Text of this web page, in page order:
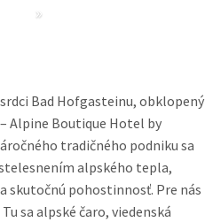
»
srdci Bad Hofgasteinu, obklopený
Alpine Boutique Hotel by
tradičného podniku sa
alpského tepla,
skutočnú pohostinnosť. Pre nás
sa alpské čaro, viedenská